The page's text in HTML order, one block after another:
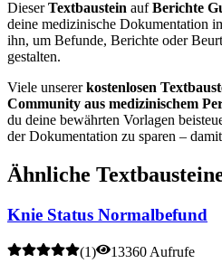
DieserTextbaustein aufBerichte
deine medizinische Dokumentation
ihn, um Befunde, Berichte oder
gestalten.
Viele unsererkostenlosen
Community aus medizinischem
du deine bewährten Vorlagen
der Dokumentation zu sparen –
Ähnliche
Knie Status Normalbefund
(1)
13360 Aufrufe